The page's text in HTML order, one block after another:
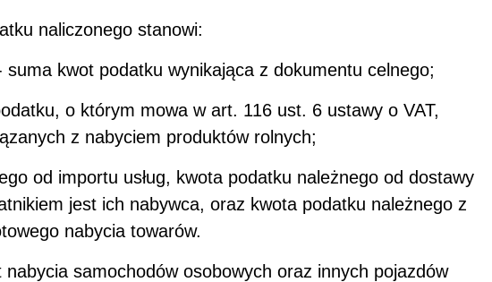
naliczonego stanowi:
kwot podatku wynikająca z dokumentu celnego;
o którym mowa w art. 116 ust. 6 ustawy o VAT,
z nabyciem produktów rolnych;
od importu usług, kwota podatku należnego od dostawy
jest ich nabywca, oraz kwota podatku należnego z
nabycia towarów.
samochodów osobowych oraz innych pojazdów